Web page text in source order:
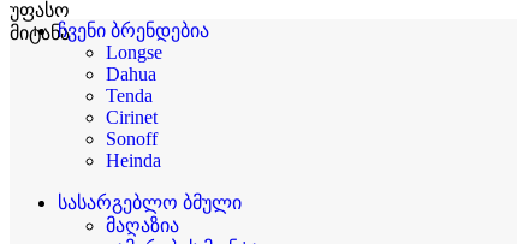
ჩვენი ბრენდებია
Longse
Dahua
Tenda
Cirinet
Sonoff
Heinda
სასარგებლო ბმული
მაღაზია